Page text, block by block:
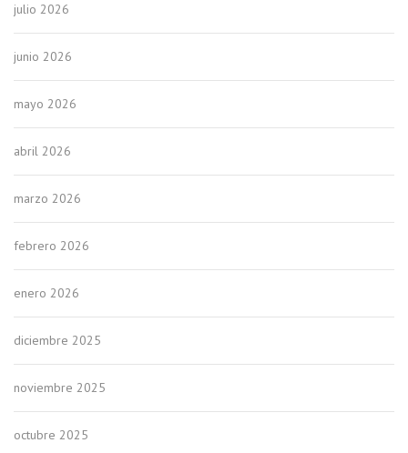
julio 2026
junio 2026
mayo 2026
abril 2026
marzo 2026
febrero 2026
enero 2026
diciembre 2025
noviembre 2025
octubre 2025